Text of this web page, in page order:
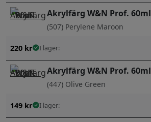
Akrylfärg W&N Prof. 60ml
(507) Perylene Maroon
220 kr I lager:
Akrylfärg W&N Prof. 60ml
(447) Olive Green
149 kr I lager: